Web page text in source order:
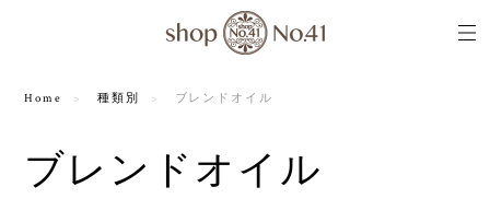
Home 種類別 ブレンドオイル
ブレンドオイル